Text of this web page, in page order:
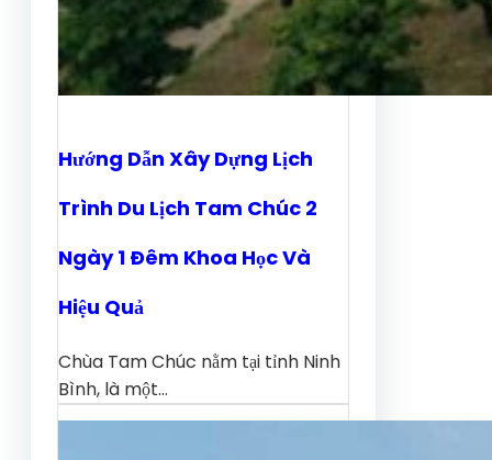
Hướng Dẫn Xây Dựng Lịch
Trình Du Lịch Tam Chúc 2
Ngày 1 Đêm Khoa Học Và
Hiệu Quả
Chùa Tam Chúc nằm tại tỉnh Ninh
Bình, là một…